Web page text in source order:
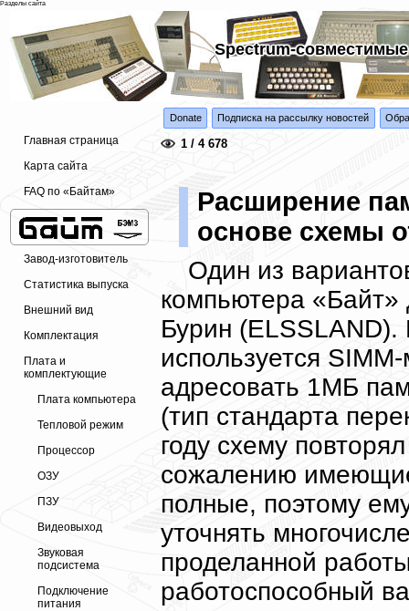
Spectrum-
Главная страница
Карта сайта
FAQ по «Байтам»
Завод-изготовитель
Статистика выпуска
Внешний вид
Комплектация
Плата и
комплектующие
Плата компьютера
Тепловой режим
Процессор
ОЗУ
ПЗУ
Видеовыход
Звуковая
подсистема
Подключение
питания
Разделы сайта
Donate Подписка на рассылку новостей
1 / 4 678
Расширение
основе схемы
Один из
компьютера
Бурин
используется
адресовать 1МБ
(тип стандарта
году схему
сожалению
полные, поэтому
уточнять
проделанной
работоспособный